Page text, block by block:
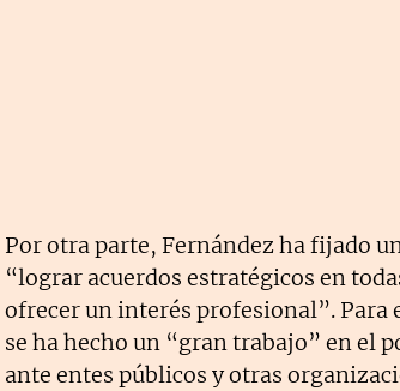
Por otra parte, Fernández ha fijado
“lograr acuerdos estratégicos en
ofrecer un interés profesional”. Para
se ha hecho un “gran trabajo” en el
ante entes públicos y otras